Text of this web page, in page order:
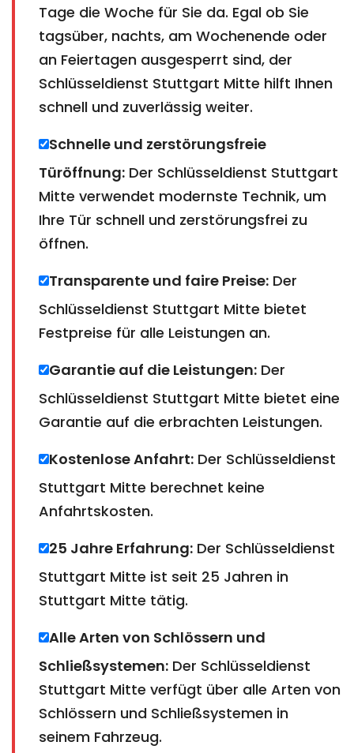
Tage die Woche für Sie da. Egal ob Sie
tagsüber, nachts, am Wochenende oder
an Feiertagen ausgesperrt sind, der
Schlüsseldienst Stuttgart Mitte hilft Ihnen
schnell und zuverlässig weiter.
Schnelle und zerstörungsfreie
Türöffnung: Der Schlüsseldienst Stuttgart
Mitte verwendet modernste Technik, um
Ihre Tür schnell und zerstörungsfrei zu
öffnen.
Transparente und faire Preise: Der
Schlüsseldienst Stuttgart Mitte bietet
Festpreise für alle Leistungen an.
Garantie auf die Leistungen: Der
Schlüsseldienst Stuttgart Mitte bietet eine
Garantie auf die erbrachten Leistungen.
Kostenlose Anfahrt: Der Schlüsseldienst
Stuttgart Mitte berechnet keine
Anfahrtskosten.
25 Jahre Erfahrung: Der Schlüsseldienst
Stuttgart Mitte ist seit 25 Jahren in
Stuttgart Mitte tätig.
Alle Arten von Schlössern und
Schließsystemen: Der Schlüsseldienst
Stuttgart Mitte verfügt über alle Arten von
Schlössern und Schließsystemen in
seinem Fahrzeug.